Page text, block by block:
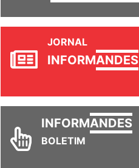
JORNAL
INFORMANDES
INFORMANDES
BOLETIM